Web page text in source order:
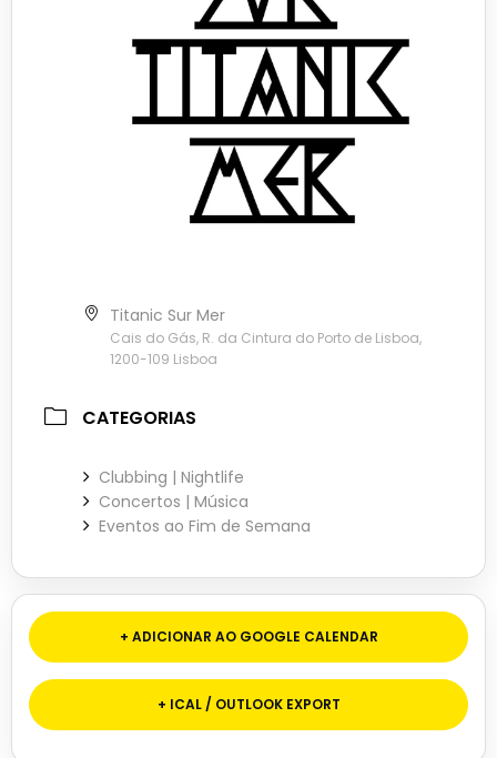
Titanic Sur Mer
Cais do Gás, R. da Cintura do Porto de Lisboa,
1200-109 Lisboa
CATEGORIAS
Clubbing | Nightlife
Concertos | Música
Eventos ao Fim de Semana
+ ADICIONAR AO GOOGLE CALENDAR
+ ICAL / OUTLOOK EXPORT